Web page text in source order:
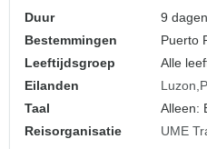
Duur
9 dagen
Bestemmingen
Puerto
Leeftijdsgroep
Alle
Eilanden
Luzon
Taal
Alleen:
Reisorganisatie
UME